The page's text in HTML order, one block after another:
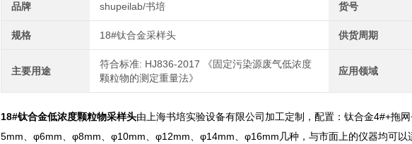
品牌 shupeilab/书培 货号
规格 18#钛合金采样头 供货周期
主要用途
符合标准: HJ836-2017 《固定污染源废气低浓度
颗粒物的测定重量法》
应用领域
18#钛合金低浓度颗粒物采样头由上海书培实验设备有限公司加工定制，配置：钛合金4#+拖
5mm、φ6mm、φ8mm、φ10mm、φ12mm、φ14mm、φ16mm几种，与市面上的仪器均可以